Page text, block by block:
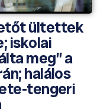
ültettek
iskolai
meg” a
halálos
tengeri